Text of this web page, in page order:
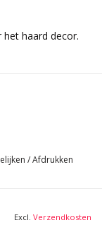
het haard decor.
/Afdrukken
Excl. Verzendkosten